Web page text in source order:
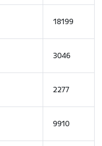
18199
3046
2277
9910